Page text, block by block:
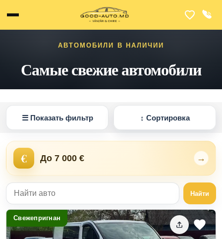
АВТОМОБИЛИ В НАЛИЧИИ
Самые свежие автомобили
☰ Показать фильтр ↕ Сортировка
€ До 7 000 € →
Найти
Свежепригнан